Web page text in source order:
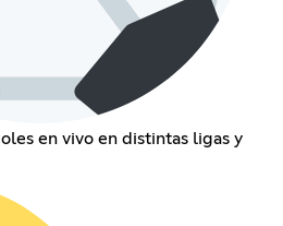
en vivo en distintas ligas y